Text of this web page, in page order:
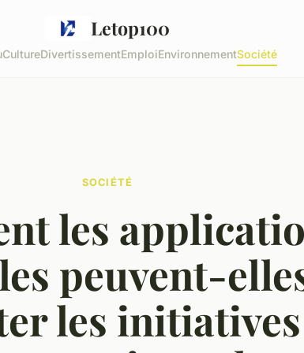
Letop100
CultureDivertissementEmploiEnvironnementSociété
SOCIÉTÉ
les
peuvent-
les